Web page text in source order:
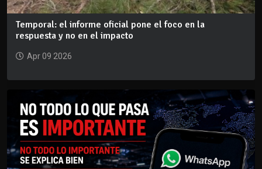
Temporal: el informe oficial pone el foco en la
respuesta y no en el impacto
Apr 09 2026